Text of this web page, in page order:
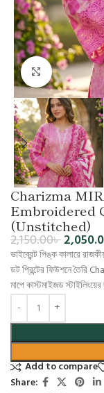
Click to
Charizma
Embroidered
(Unstitched)
2,150.00৳
ভাইব্রেন্ট পিঙ্ক কালারে
ডট প্রিন্টের ফিউশনে তৈরি
মাপে কাস্টমাইজড
Add to compare
Share: